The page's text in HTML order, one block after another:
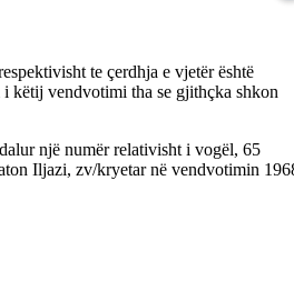
te çerdhja e vjetër është
këtij vendvotimi tha se gjithçka shkon
një numër relativisht i vogël, 65
Iljazi, zv/kryetar në vendvotimin